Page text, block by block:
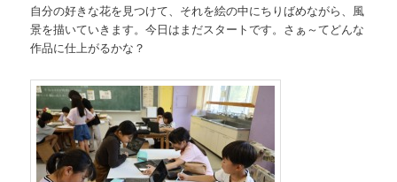
自分の好きな花を見つけて、それを絵の中にちりばめながら、風
景を描いていきます。今日はまだスタートです。さぁ～てどんな
作品に仕上がるかな？